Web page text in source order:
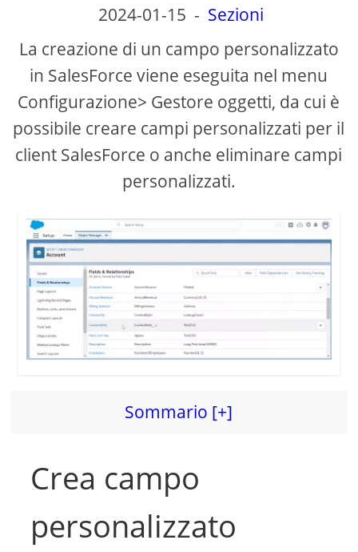
2024-01-15 - Sezioni
La creazione di un campo personalizzato
in SalesForce viene eseguita nel menu
Configurazione> Gestore oggetti, da cui è
possibile creare campi personalizzati per il
client SalesForce o anche eliminare campi
personalizzati.
Sommario [+]
Crea campo
personalizzato